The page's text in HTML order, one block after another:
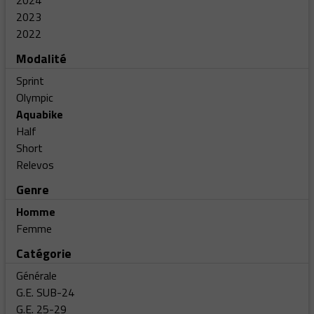
2023
2022
Modalité
Sprint
Olympic
Aquabike
Half
Short
Relevos
Genre
Homme
Femme
Catégorie
Générale
G.E. SUB-24
G.E. 25-29